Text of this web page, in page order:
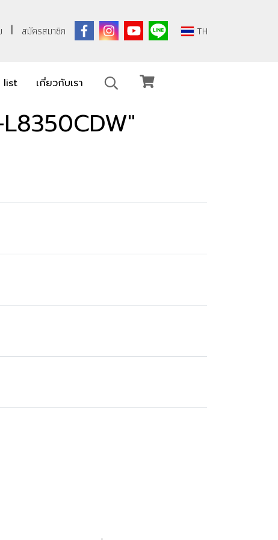
สมัครสมาชิก TH
list เกี่ยวกับเรา